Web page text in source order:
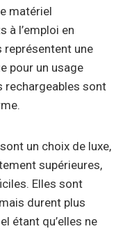
matériel
à l’emploi en
représentent une
pour un usage
rechargeables sont
un choix de luxe,
supérieures,
Elles sont
durent plus
étant qu’elles ne